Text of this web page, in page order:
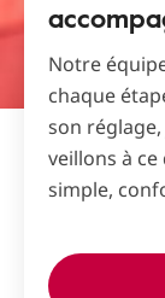
Notre
chaque
son réglage,
veillons à
simple,